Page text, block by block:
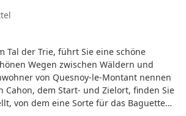
Tal der Trie, führt Sie eine schöne
Wegen zwischen Wäldern und
von Quesnoy-le-Montant nennen
dem Start- und Zielort, finden Sie
von dem eine Sorte für das Baguette